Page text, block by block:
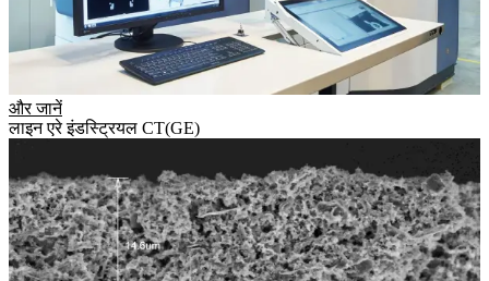
और जानें
लाइन एरे इंडस्ट्रियल CT(GE)